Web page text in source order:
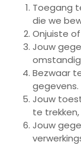
Toegang
die we
Onjuiste
Jouw
Bezwaar
gegevens.
Jouw
te
Jouw